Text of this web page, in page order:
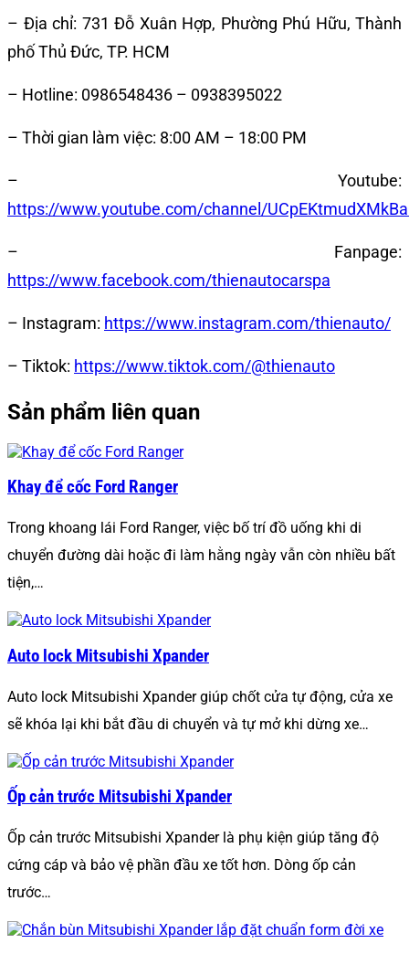
– Địa chỉ: 731 Đỗ Xuân Hợp, Phường Phú Hữu, Thành
phố Thủ Đức, TP. HCM
– Hotline: 0986548436 – 0938395022
– Thời gian làm việc: 8:00 AM – 18:00 PM
– Youtube:
https://www.youtube.com/channel/
– Fanpage:
https://www.facebook.com/thienautocarspa
– Instagram: https://www.instagram.com/thienauto/
– Tiktok: https://www.tiktok.com/@thienauto
Sản phẩm liên quan
Khay để cốc Ford Ranger
Trong khoang lái Ford Ranger, việc bố trí đồ uống khi di
chuyển đường dài hoặc đi làm hằng ngày vẫn còn nhiều bất
tiện,…
Auto lock Mitsubishi Xpander
Auto lock Mitsubishi Xpander giúp chốt cửa tự động, cửa xe
sẽ khóa lại khi bắt đầu di chuyển và tự mở khi dừng xe…
Ốp cản trước Mitsubishi Xpander
Ốp cản trước Mitsubishi Xpander là phụ kiện giúp tăng độ
cứng cáp và bảo vệ phần đầu xe tốt hơn. Dòng ốp cản
trước…